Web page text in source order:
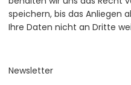
speichern, bis das Anliegen
Ihre Daten nicht an Dritte
Newsletter